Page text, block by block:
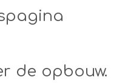
de opbouw.